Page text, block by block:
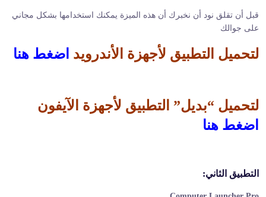
قبل أن تقلق نود أن نخبرك أن هذه الميزة يمكنك استخدامها بشكل مجاني
على جوالك
لتحميل التطبيق لأجهزة الأندرويد اضغط هنا
لتحميل “بديل” التطبيق لأجهزة الآيفون
اضغط هنا
التطبيق الثاني: